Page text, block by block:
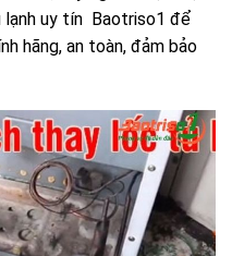
uy tín Baotriso1 để
hãng, an toàn, đảm bảo